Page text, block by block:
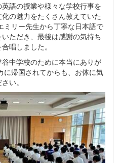
語の授業や様々な学校行事を
の魅力をたくさん教えていた
ミリー先生から丁寧な日本語で
ただき、最後は感謝の気持ち
唱しました。
中学校のために本当にありが
に帰国されてからも、お体に気
い。